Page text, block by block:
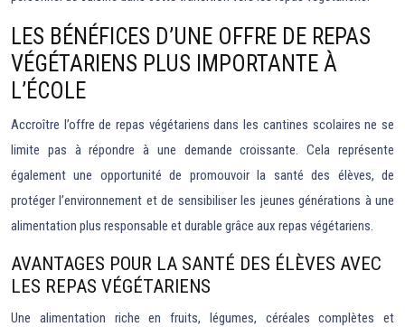
LES BÉNÉFICES D’UNE OFFRE DE REPAS
VÉGÉTARIENS PLUS IMPORTANTE À
L’ÉCOLE
Accroître l’offre de repas végétariens dans les cantines scolaires ne se
limite pas à répondre à une demande croissante. Cela représente
également une opportunité de promouvoir la santé des élèves, de
protéger l’environnement et de sensibiliser les jeunes générations à une
alimentation plus responsable et durable grâce aux repas végétariens.
AVANTAGES POUR LA SANTÉ DES ÉLÈVES AVEC
LES REPAS VÉGÉTARIENS
Une alimentation riche en fruits, légumes, céréales complètes et